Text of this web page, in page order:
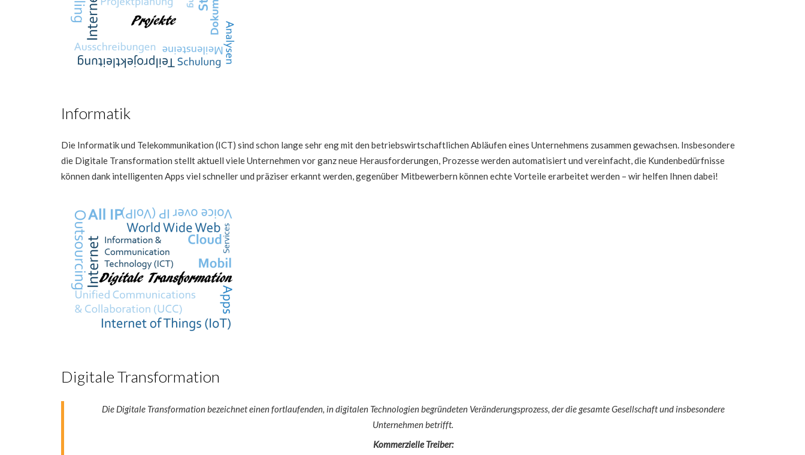
Informatik
Die Informatik und Telekommunikation (ICT) sind schon lange sehr eng mit den betriebswirtschaftlichen Abläufen eines Unternehmens zusammen gewachsen. Insbesondere
die Digitale Transformation stellt aktuell viele Unternehmen vor ganz neue Herausforderungen, Prozesse werden automatisiert und vereinfacht, die Kundenbedürfnisse
können dank intelligenten Apps viel schneller und präziser erkannt werden, gegenüber Mitbewerbern können echte Vorteile erarbeitet werden – wir helfen Ihnen dabei!
Digitale Transformation
Die Digitale Transformation bezeichnet einen fortlaufenden, in digitalen Technologien begründeten Veränderungsprozess, der die gesamte Gesellschaft und insbesondere
Unternehmen betrifft.
Kommerzielle Treiber: